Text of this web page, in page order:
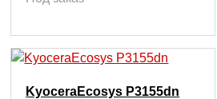
KyoceraEcosys P3155dn